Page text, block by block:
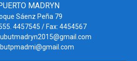
MADRYN
Sáenz Peña 79
4457545 / Fax: 4454567